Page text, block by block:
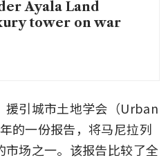
Ayala Land
tower on war
援引城市土地学会（Urban
的一份报告，将马尼拉列
市场之一。该报告比较了全